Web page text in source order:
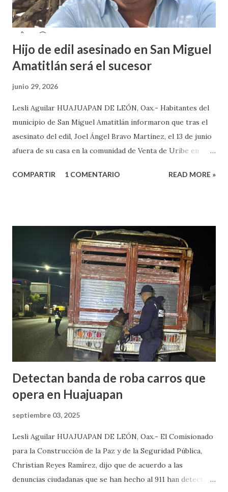
Hijo de edil asesinado en San Miguel
Amatitlán será el sucesor
junio 29, 2026
Lesli Aguilar HUAJUAPAN DE LEÓN, Oax.- Habitantes del
municipio de San Miguel Amatitlán informaron que tras el
asesinato del edil, Joel Ángel Bravo Martínez, el 13 de junio
afuera de su casa en la comunidad de Venta de Uribe en
el que tome protesta para poder concluir el gobierno
día, quien sacó un arma de fuego y disparo contra él, por lo
que las lesiones provocadas por este ataque armado
originaron que el edil perdiera la vida en el lugar. Además,
el presidente municipal el 6 de mayo venía viajando sobre la
carretera Huajuapan-Puebla a la altura del municipio de
Petlalcingo , Puebla, cuando sujetos fuertemente armados
lo bajaron de sus camioneta y los secuestraron con fines de
extorsión, donde le pedían una can...
COMPARTIR 1 COMENTARIO READ MORE »
Detectan banda de roba carros que
opera en Huajuapan
septiembre 03, 2025
Lesli Aguilar HUAJUAPAN DE LEÓN, Oax.- El Comisionado
para la Construcción de la Paz y de la Seguridad Pública,
Christian Reyes Ramírez, dijo que de acuerdo a las
denuncias ciudadanas que se han hecho al 911 han detectado